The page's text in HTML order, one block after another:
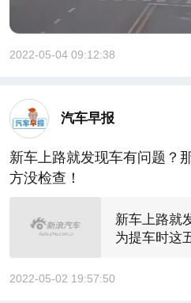
2022-05-04 09:12:38
汽车早报
新车上路就发现车有问题？
方没检查！
新车上路就
为提车时这
2022-05-02 19:57:50